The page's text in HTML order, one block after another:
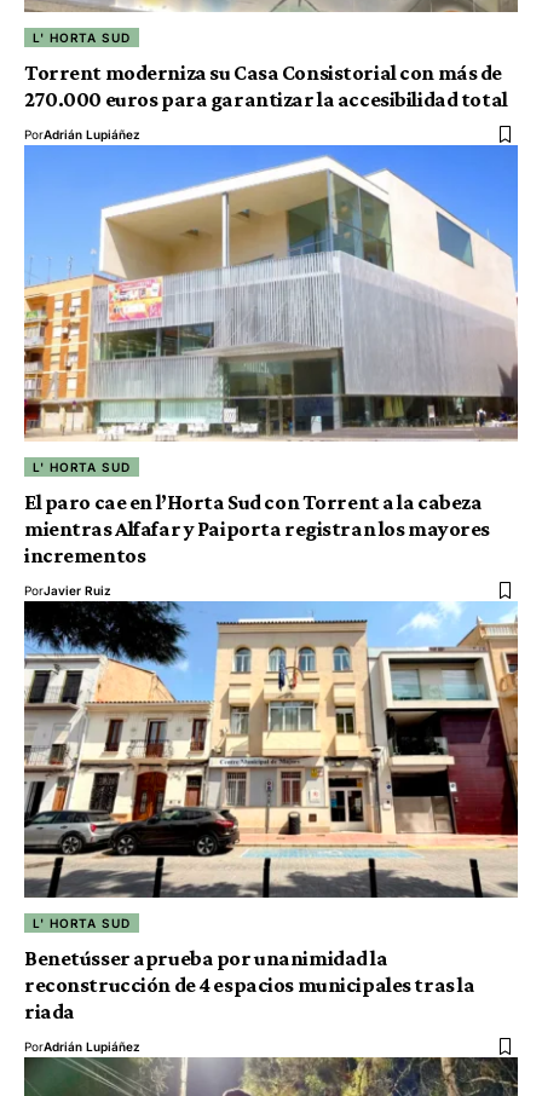
L' HORTA SUD
Torrent moderniza su Casa Consistorial con más de
270.000 euros para garantizar la accesibilidad total
PorAdrián Lupiáñez
L' HORTA SUD
El paro cae en l’Horta Sud con Torrent a la cabeza
mientras Alfafar y Paiporta registran los mayores
incrementos
PorJavier Ruiz
L' HORTA SUD
Benetússer aprueba por unanimidad la
reconstrucción de 4 espacios municipales tras la
riada
PorAdrián Lupiáñez